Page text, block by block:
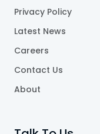
Privacy Policy
Latest News
Careers
Contact Us
About